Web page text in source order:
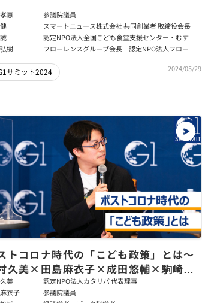
恵
参議院議員
スマートニュース株式会社 共同創業者 取締役会長
認定NPO法人全国こども食堂支援センター・むすび
え 理事長
樹
フローレンスグループ会長 認定NPO法人フローレ
サミット2024 2024/05/29
トコロナ時代の「こども政策」とは～
久美×田島麻衣子×成田悠輔×駒崎弘
美
認定NPO法人カタリバ 代表理事
衣子
参議院議員